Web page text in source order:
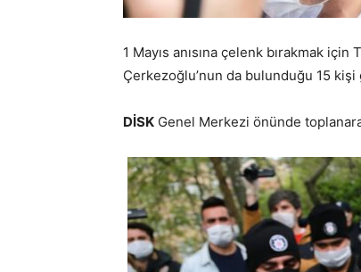
1 Mayıs anısına çelenk bırakmak
Çerkezoğlu’nun da bulunduğu 15 kişi
DİSK Genel Merkezi önünde